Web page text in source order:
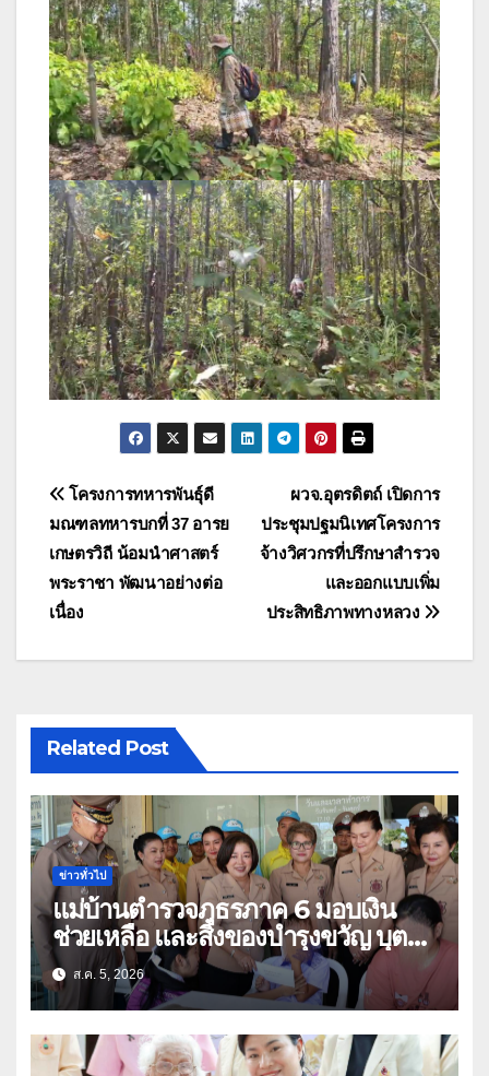
แนะแนว
เรื่อง
ผวจ.อุตรดิตถ์ เปิดการ
ประชุมปฐมนิเทศโครงการ
จ้างวิศวกรที่ปรึกษาสำรวจ
และออกแบบเพิ่ม
ประสิทธิภาพทางหลวง
โครงการทหารพันธุ์ดี
มณฑลทหารบกที่ 37 อารย
เกษตรวิถี น้อมนำศาสตร์
พระราชา พัฒนาอย่างต่อ
เนื่อง
Related Post
ข่าวทั่วไป
แม่บ้านตำรวจภูธรภาค 6 มอบเงิน
ช่วยเหลือ และสิ่งของบำรุงขวัญ บุตร-
ธิดา ข้าราชการตำรวจจังหวัด
อุทัยธานี
ส.ค. 5, 2026